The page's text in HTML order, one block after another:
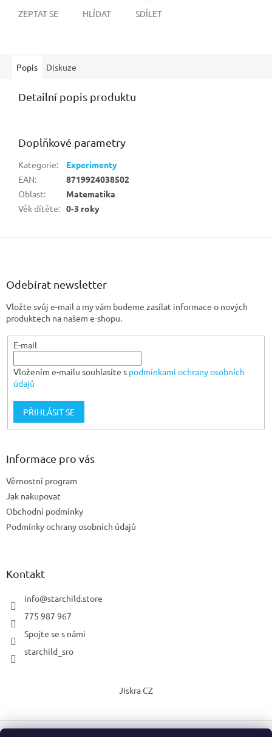
ZEPTAT SE HLÍDAT SDÍLET
Popis Diskuze
Detailní popis produktu
Doplňkové parametry
Kategorie:
Experimenty
EAN:
8719924038502
Oblast:
Matematika
Věk dítěte: 0-3 roky
Z
Odebírat newsletter
Vložte svůj e-mail a my vám budeme zasílat informace o nových
produktech na našem e-shopu.
E-mail
Vložením e-mailu souhlasíte s podmínkami ochrany osobních
údajů
PŘIHLÁSIT SE
Informace pro vás
Věrnostní program
Jak nakupovat
Obchodní podmínky
Podmínky ochrany osobních údajů
Kontakt
info@starchild.store
775 987 967
Spojte se s námi
starchild_sro
Jiskra CZ